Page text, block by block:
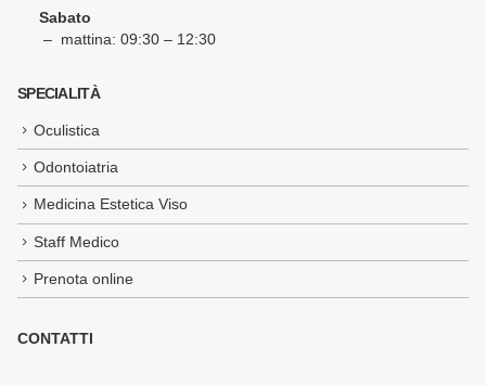
Sabato
– mattina: 09:30 – 12:30
SPECIALITÀ
Oculistica
Odontoiatria
Medicina Estetica Viso
Staff Medico
Prenota online
CONTATTI